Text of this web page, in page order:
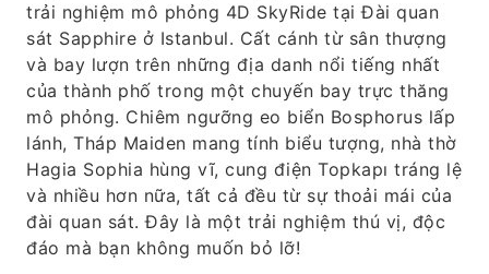
trải nghiệm mô phỏng 4D SkyRide tại Đài quan
sát Sapphire ở Istanbul. Cất cánh từ sân thượng
và bay lượn trên những địa danh nổi tiếng nhất
của thành phố trong một chuyến bay trực thăng
mô phỏng. Chiêm ngưỡng eo biển Bosphorus lấp
lánh, Tháp Maiden mang tính biểu tượng, nhà thờ
Hagia Sophia hùng vĩ, cung điện Topkapı tráng lệ
và nhiều hơn nữa, tất cả đều từ sự thoải mái của
đài quan sát. Đây là một trải nghiệm thú vị, độc
đáo mà bạn không muốn bỏ lỡ!